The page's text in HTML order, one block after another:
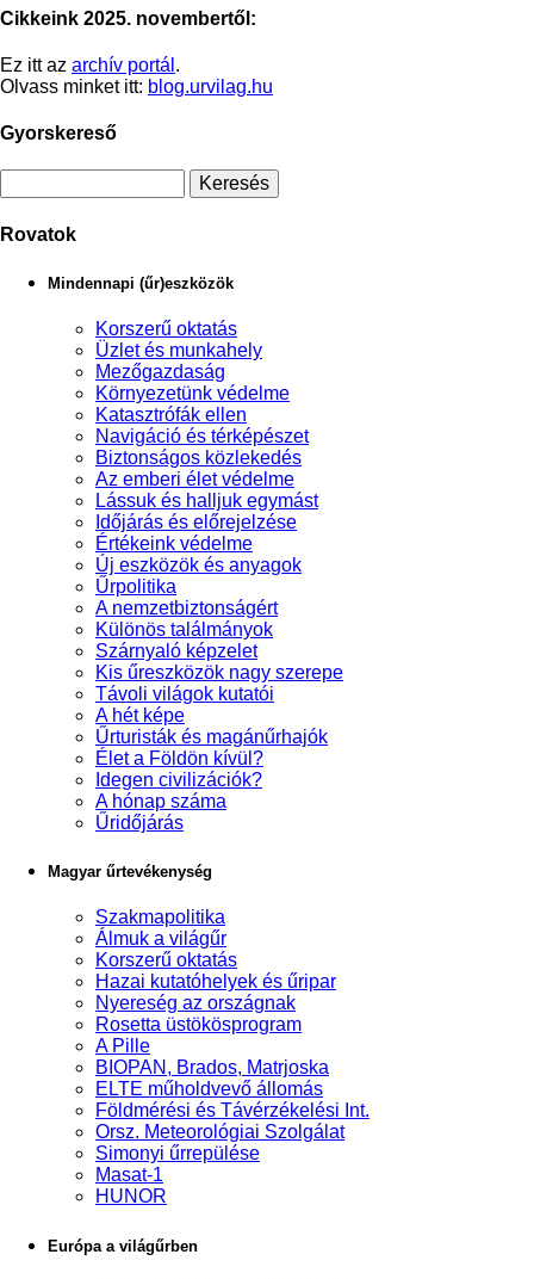
Cikkeink 2025. novembertől:
Ez itt az archív portál .
Olvass minket itt: blog.urvilag.hu
Gyorskereső
Rovatok
Mindennapi (űr)eszközök
Korszerű oktatás
Üzlet és munkahely
Mezőgazdaság
Környezetünk védelme
Katasztrófák ellen
Navigáció és térképészet
Biztonságos közlekedés
Az emberi élet védelme
Lássuk és halljuk egymást
Időjárás és előrejelzése
Értékeink védelme
Új eszközök és anyagok
Űrpolitika
A nemzetbiztonságért
Különös találmányok
Szárnyaló képzelet
Kis űreszközök nagy szerepe
Távoli világok kutatói
A hét képe
Űrturisták és magánűrhajók
Élet a Földön kívül?
Idegen civilizációk?
A hónap száma
Űridőjárás
Magyar űrtevékenység
Szakmapolitika
Álmuk a világűr
Korszerű oktatás
Hazai kutatóhelyek és űripar
Nyereség az országnak
Rosetta üstökösprogram
A Pille
BIOPAN, Brados, Matrjoska
ELTE műholdvevő állomás
Földmérési és Távérzékelési Int.
Orsz. Meteorológiai Szolgálat
Simonyi űrrepülése
Masat-1
HUNOR
Európa a világűrben